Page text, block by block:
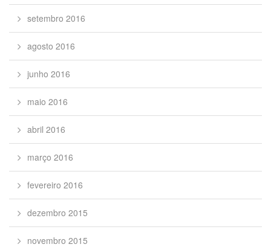
setembro 2016
agosto 2016
junho 2016
maio 2016
abril 2016
março 2016
fevereiro 2016
dezembro 2015
novembro 2015